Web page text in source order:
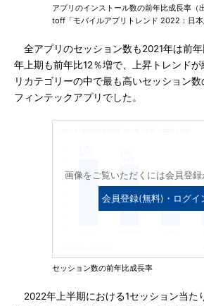
アプリのインストール数の前年比成長率（
toff「モバイルアプリトレンド 2022：日本
全アプリのセッション数も2021年は前
年上期も前年比12％増で、上昇トレンド
リカテゴリーの中で最も高いセッション
フィンテックアプリでした。
画像をご覧いただくには会員登録
会員登録(無料)・ログイ
セッション数の前年比成長率
2022年上半期における1セッション当た